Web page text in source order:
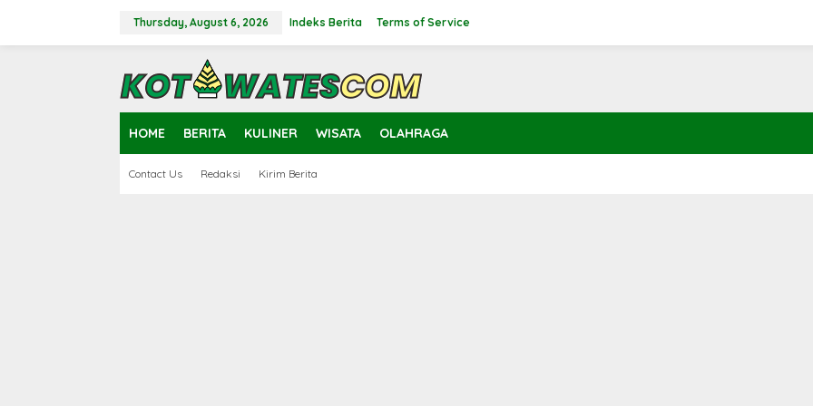
Thursday, August 6, 2026 Indeks Berita Terms of Service
HOME BERITA KULINER WISATA OLAHRAGA
Contact Us Redaksi Kirim Berita